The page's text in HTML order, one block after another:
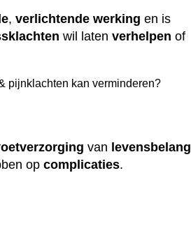
,verlichtende werking en is
wil latenverhelpen of
pijnklachten kan verminderen?
van levensbelang
opcomplicaties.